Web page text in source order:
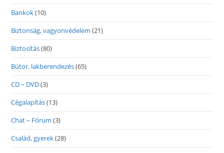
Bankok(10)
Biztonság, vagyonvédelem (21)
Biztosítás(80)
Bútor, lakberendezés(65)
CD – DVD(3)
Cégalapítás(13)
Chat – Fórum (3)
Család, gyerek(28)